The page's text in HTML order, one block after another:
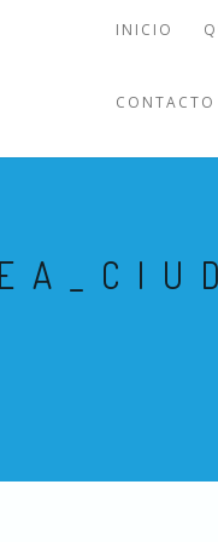
INICIO
CONTACTO